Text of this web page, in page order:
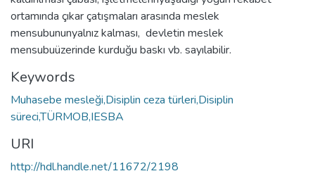
ortamında çıkar çatışmaları arasında meslek
mensubununyalnız kalması, devletin meslek
mensubuüzerinde kurduğu baskı vb. sayılabilir.
Keywords
Muhasebe mesleği,Disiplin ceza türleri,Disiplin
süreci,TÜRMOB,IESBA
URI
http://hdl.handle.net/11672/2198